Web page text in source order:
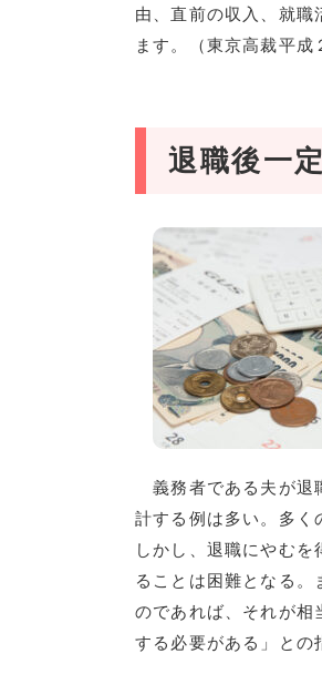
由、直前の収入、就職
ます。（東京高裁平成
退職後一
義務者である夫が退
計する例は多い。多く
しかし、退職にやむ
ることは困難となる
のであれば、それが相
する必要がある」との